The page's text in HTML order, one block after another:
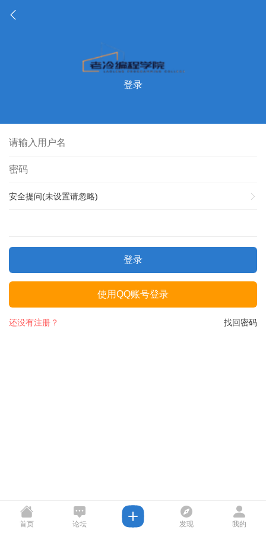
登录
安全提问(未设置请忽略)
登录
使用QQ账号登录
找回密码
还没有注册？
首页 论坛 发现 我的